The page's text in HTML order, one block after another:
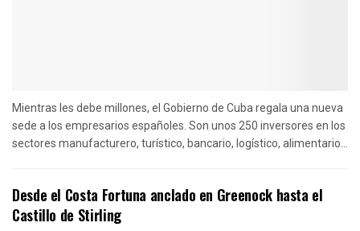
Mientras les debe millones, el Gobierno de Cuba regala una nueva
sede a los empresarios españoles. Son unos 250 inversores en los
sectores manufacturero, turístico, bancario, logístico, alimentario...
Desde el Costa Fortuna anclado en Greenock hasta el
Castillo de Stirling